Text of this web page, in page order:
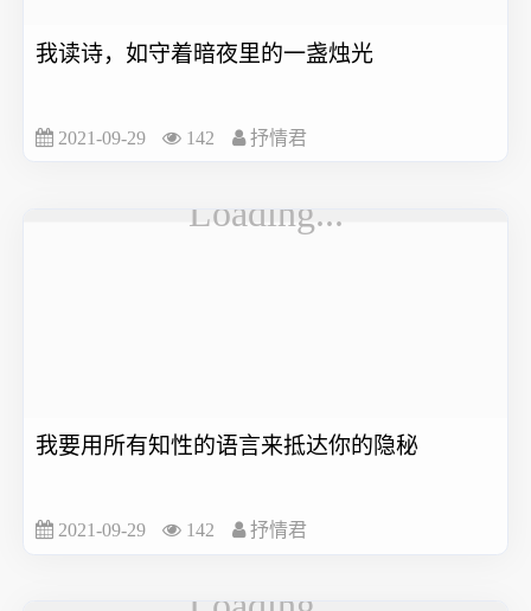
我读诗，如守着暗夜里的一盏烛光
2021-09-29 142 抒情君
我要用所有知性的语言来抵达你的隐秘
2021-09-29 142 抒情君